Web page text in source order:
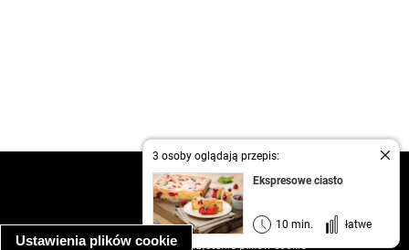
Ustawienia plików cookie
3 osoby oglądają przepis:
Ekspresowe ciasto
10 min. łatwe
kontakt
regulamin
informacja o prywatności
informacja o wykorzystaniu plików cookie